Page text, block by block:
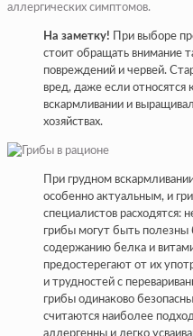
аллергических симптомов.
На заметку! При выборе
стоит обращать внимание
повреждений и червей.
вред, даже если
вскармливании и
хозяйствах.
При грудном
особенно актуальным, и
специалистов расходятся:
грибы могут быть полезны
содержанию белка и
предостерегают от их
и трудностей с
грибы одинаково
считаются наиболее
аллергенны и легко